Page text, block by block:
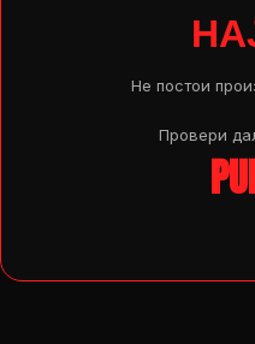
Не постои
Провери